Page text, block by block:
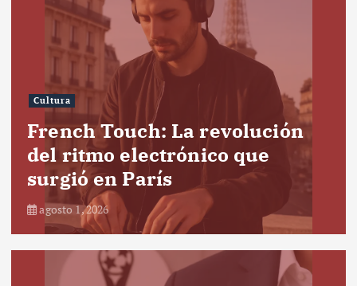
Cultura
French Touch: La revolución
del ritmo electrónico que
surgió en París
agosto 1, 2026